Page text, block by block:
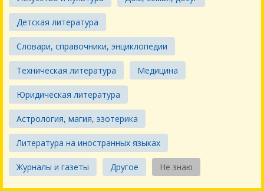
Детская литература
Словари, справочники, энциклопедии
Техническая литература Медицина
Юридическая литература
Астрология, магия, эзотерика
Литература на иностранных языках
Журналы и газеты Другое Не знаю